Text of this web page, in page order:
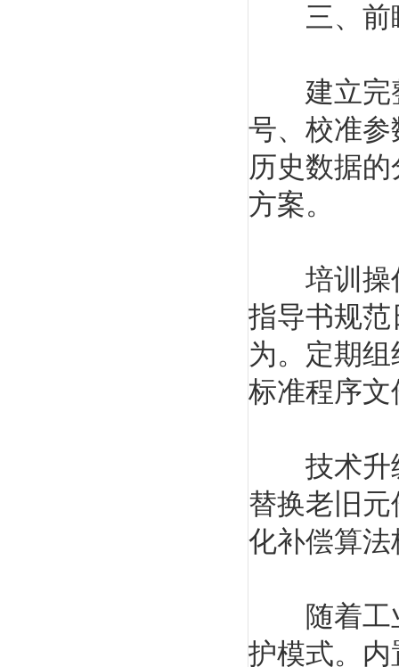
三、前
建立完整
号、校准
历史数据
方案。
培训操作
指导书规
为。定期
标准程序文
技术升级
替换老旧
化补偿算
随着工业
护模式。